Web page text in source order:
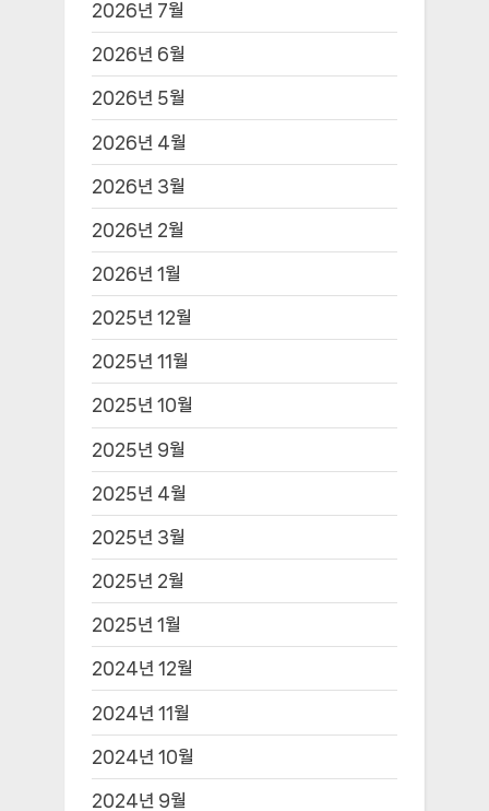
2026년 7월
2026년 6월
2026년 5월
2026년 4월
2026년 3월
2026년 2월
2026년 1월
2025년 12월
2025년 11월
2025년 10월
2025년 9월
2025년 4월
2025년 3월
2025년 2월
2025년 1월
2024년 12월
2024년 11월
2024년 10월
2024년 9월